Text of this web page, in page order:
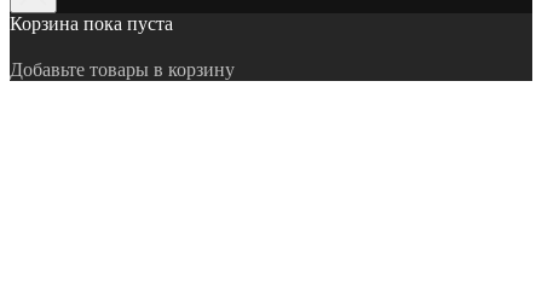
Корзина пока пуста
Добавьте товары в корзину